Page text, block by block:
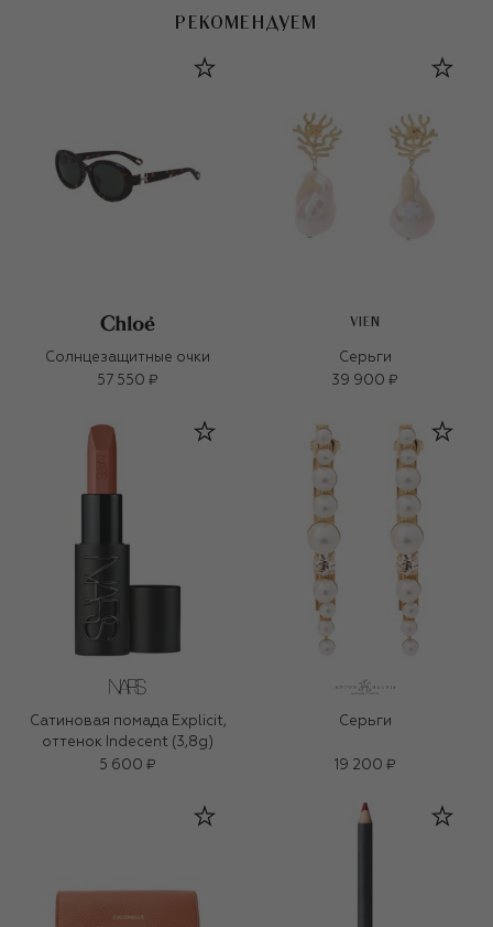
РЕКОМЕНДУЕМ
Солнцезащитные очки
57 550 ₽
VIEN
Серьги
39 900 ₽
Сатиновая помада Explicit,
оттенок Indecent (3,8g)
5 600 ₽
Серьги
19 200 ₽